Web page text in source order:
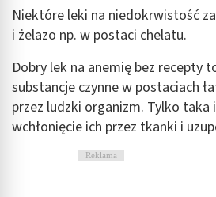
Niektóre leki na niedokrwistość
i żelazo np. w postaci chelatu.
Dobry lek na anemię bez recepty
substancje czynne w postaciach
przez ludzki organizm. Tylko
wchłonięcie ich przez tkanki i
Reklama